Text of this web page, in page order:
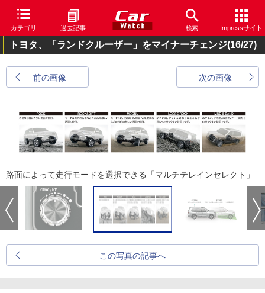
カテゴリ 過去記事 検索 Impressサイト
トヨタ、「ランドクルーザー」をマイナーチェンジ(16/27)
前の画像 次の画像
路面によって走行モードを選択できる「マルチテレインセレクト」
この写真の記事へ